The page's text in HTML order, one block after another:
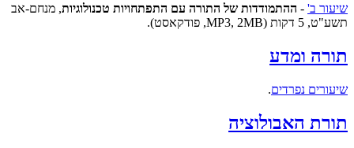
שיעור ב' - ההתמודדות של התורה עם התפתחויות טכנולוגיות, מנחם-אב
תשע"ט, 5 דקות (MP3, 2MB, פודקאסט).
תורה ומדע
שיעורים נפרדים.
תורת האבולוציה